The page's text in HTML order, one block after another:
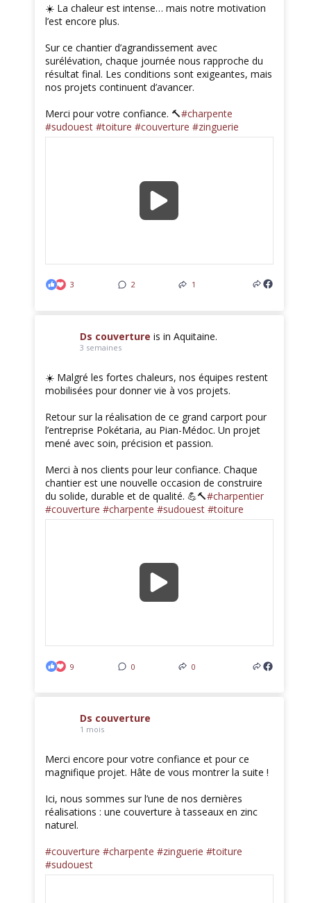
☀️ La chaleur est intense… mais notre motivation
l’est encore plus.
Sur ce chantier d’agrandissement avec
surélévation, chaque journée nous rapproche du
résultat final. Les conditions sont exigeantes, mais
nos projets continuent d’avancer.
Merci pour votre confiance. 🔨#charpente
#sudouest #toiture #couverture #zinguerie
3 2 1
Ds couvertureis in Aquitaine.
3 semaines
☀️ Malgré les fortes chaleurs, nos équipes restent
mobilisées pour donner vie à vos projets.
Retour sur la réalisation de ce grand carport pour
l’entreprise Pokétaria, au Pian-Médoc. Un projet
mené avec soin, précision et passion.
Merci à nos clients pour leur confiance. Chaque
chantier est une nouvelle occasion de construire
du solide, durable et de qualité. 💪🔨#charpentier
#couverture #charpente #sudouest #toiture
9 0 0
Ds couverture
1 mois
Merci encore pour votre confiance et pour ce
magnifique projet. Hâte de vous montrer la suite !
Ici, nous sommes sur l’une de nos dernières
réalisations : une couverture à tasseaux en zinc
naturel.
#couverture #charpente #zinguerie #toiture
#sudouest